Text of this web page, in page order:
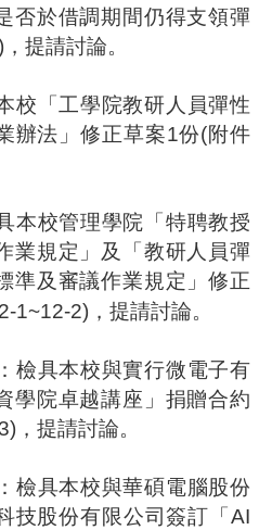
否於借調期間仍得支領彈
，提請討論。
校「工學院教研人員彈性
辦法」修正草案1份(附件
本校管理學院「特聘教授
業規定」及「教研人員彈
準及審議作業規定」修正
1~12-2) ，提請討論。
檢具本校與實行微電子有
學院卓越講座」捐贈合約
，提請討論。
檢具本校與華碩電腦股份
技股份有限公司簽訂「 AI